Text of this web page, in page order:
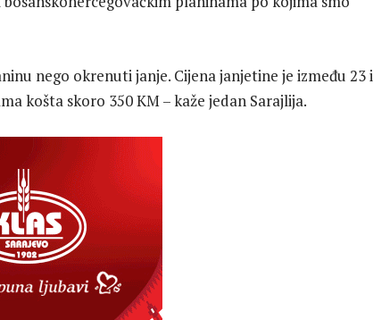
nego okrenuti janje. Cijena janjetine je između 23 i
košta skoro 350 KM – kaže jedan Sarajlija.